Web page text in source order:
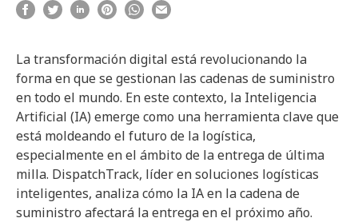
La transformación digital está revolucionando la
forma en que se gestionan las cadenas de suministro
en todo el mundo. En este contexto, la Inteligencia
Artificial (IA) emerge como una herramienta clave que
está moldeando el futuro de la logística,
especialmente en el ámbito de la entrega de última
milla. DispatchTrack, líder en soluciones logísticas
inteligentes, analiza cómo la IA en la cadena de
suministro afectará la entrega en el próximo año.